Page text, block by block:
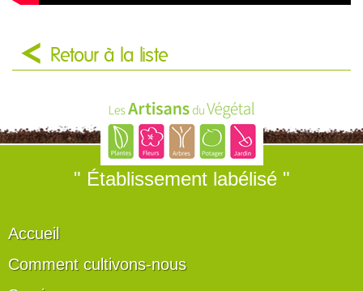
Retour à la liste
" Établissement labélisé "
Accueil
Comment cultivons-nous